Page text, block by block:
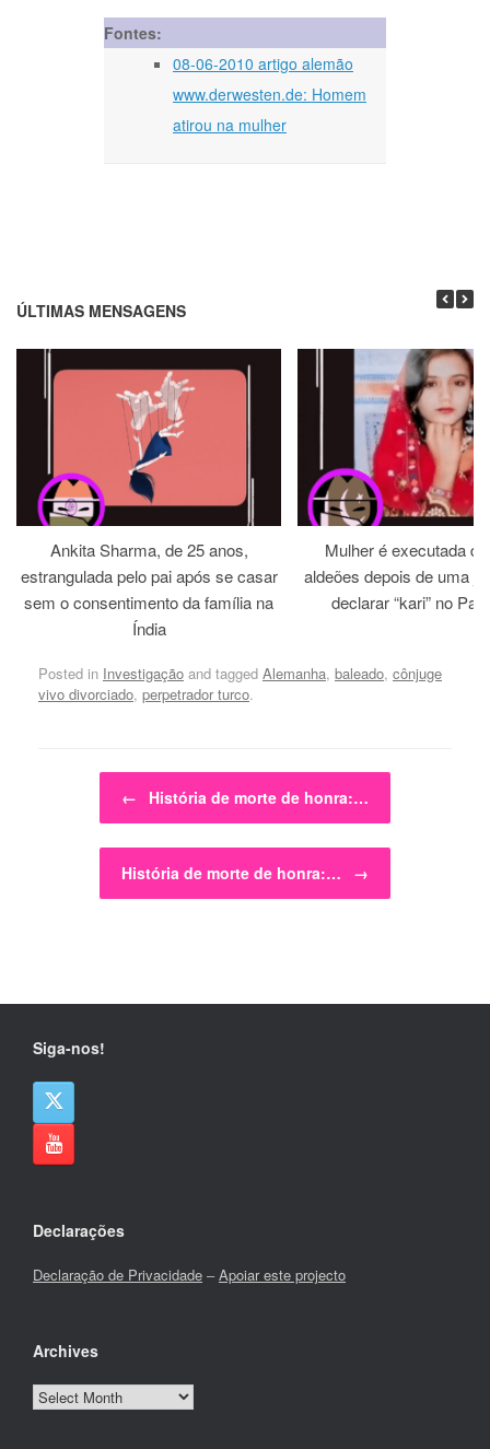
Fontes:
08-06-2010 artigo alemão
www.derwesten.de: Homem
atirou na mulher
ÚLTIMAS MENSAGENS
Ankita Sharma, de 25 anos,
estrangulada pelo pai após se casar
sem o consentimento da família na
Índia
Mulher é executada
aldeões depois de uma
declarar “kari” no
Posted in Investigação and tagged Alemanha, baleado, cônjuge
vivo divorciado, perpetrador turco.
Post navigation
← História de morte de honra:…
História de morte de honra:… →
Siga-nos!
Declarações
Declaração de Privacidade –Apoiar este projecto
Archives
Archives